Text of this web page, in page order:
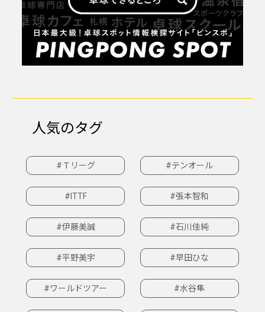
人気のタグ
#Ｔリーグ #テンオール
#ITTF #張本智和
#伊藤美誠 #石川佳純
#平野美宇 #早田ひな
#ワールドツアー #水谷隼